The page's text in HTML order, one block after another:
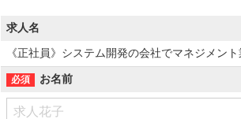
求人名
《正社員》システム開発の会社でマネジメン
お名前